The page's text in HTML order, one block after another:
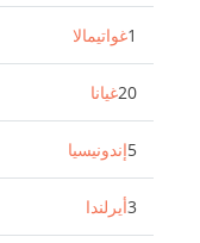
غواتيمالا1
غيانا20
إندونيسيا5
أيرلندا3